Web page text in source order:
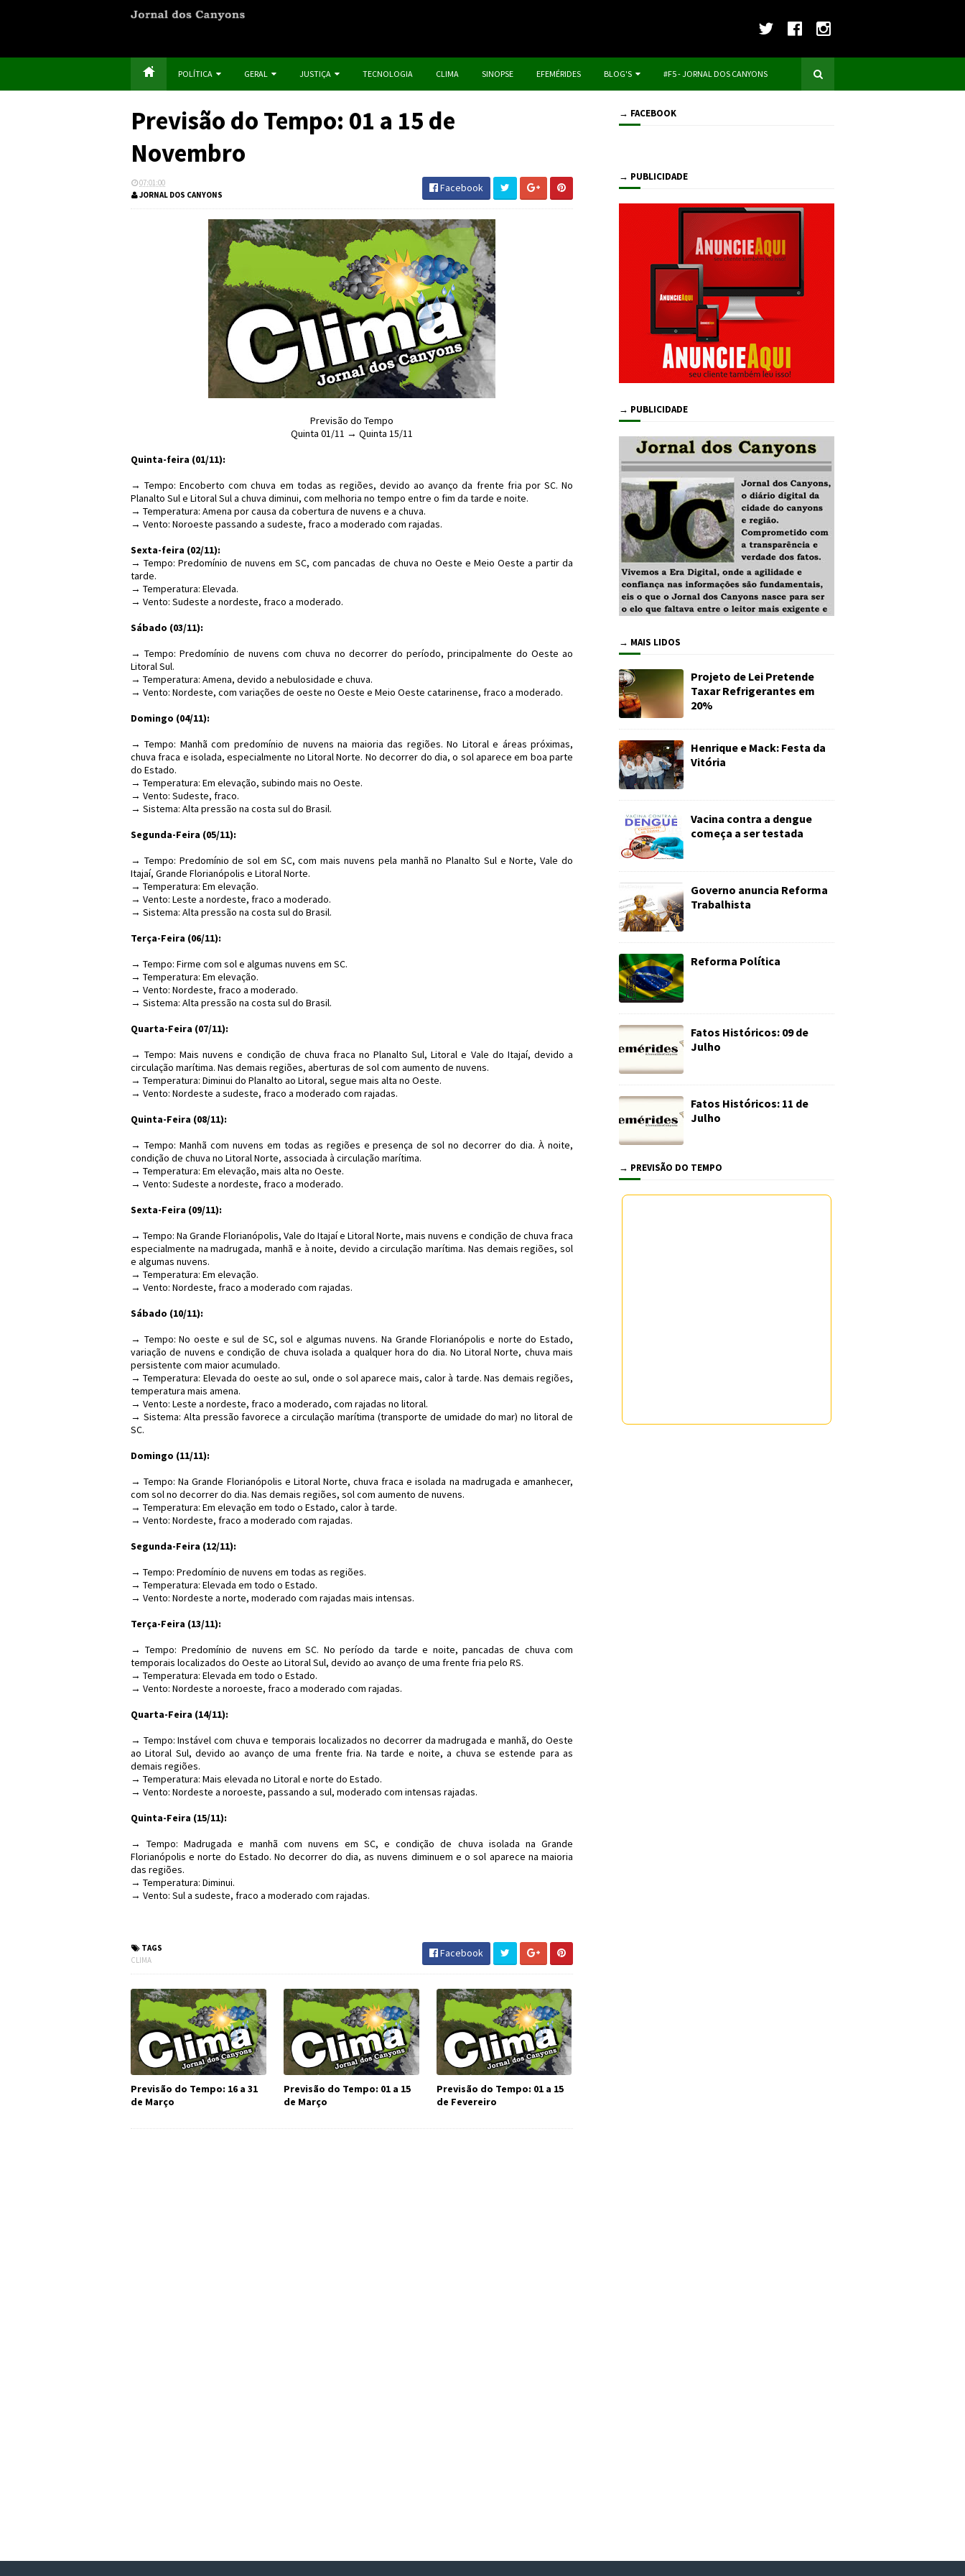
POLÍTICA GERAL JUSTIÇA TECNOLOGIA CLIMA SINOPSE EFEMÉRIDES BLOG'S #F5 - JORNAL DOS CANYONS
Previsão do Tempo: 01 a 15 de
Novembro
07:01:00
JORNAL DOS CANYONS
Facebook
Previsão do Tempo
Quinta 01/11 → Quinta 15/11
Quinta-feira (01/11):
→ Tempo: Encoberto com chuva em todas as regiões, devido ao avanço da frente fria por SC. No
Planalto Sul e Litoral Sul a chuva diminui, com melhoria no tempo entre o fim da tarde e noite.
→ Temperatura: Amena por causa da cobertura de nuvens e a chuva.
→ Vento: Noroeste passando a sudeste, fraco a moderado com rajadas.
Sexta-feira (02/11):
→ Tempo: Predomínio de nuvens em SC, com pancadas de chuva no Oeste e Meio Oeste a partir da
tarde.
→ Temperatura: Elevada.
→ Vento: Sudeste a nordeste, fraco a moderado.
Sábado (03/11):
→ Tempo: Predomínio de nuvens com chuva no decorrer do período, principalmente do Oeste ao
Litoral Sul.
→ Temperatura: Amena, devido a nebulosidade e chuva.
→ Vento: Nordeste, com variações de oeste no Oeste e Meio Oeste catarinense, fraco a moderado.
Domingo (04/11):
→ Tempo: Manhã com predomínio de nuvens na maioria das regiões. No Litoral e áreas próximas,
chuva fraca e isolada, especialmente no Litoral Norte. No decorrer do dia, o sol aparece em boa parte
do Estado.
→ Temperatura: Em elevação, subindo mais no Oeste.
→ Vento: Sudeste, fraco.
→ Sistema: Alta pressão na costa sul do Brasil.
Segunda-Feira (05/11):
→ Tempo: Predomínio de sol em SC, com mais nuvens pela manhã no Planalto Sul e Norte, Vale do
Itajaí, Grande Florianópolis e Litoral Norte.
→ Temperatura: Em elevação.
→ Vento: Leste a nordeste, fraco a moderado.
→ Sistema: Alta pressão na costa sul do Brasil.
Terça-Feira (06/11):
→ Tempo: Firme com sol e algumas nuvens em SC.
→ Temperatura: Em elevação.
→ Vento: Nordeste, fraco a moderado.
→ Sistema: Alta pressão na costa sul do Brasil.
Quarta-Feira (07/11):
→ Tempo: Mais nuvens e condição de chuva fraca no Planalto Sul, Litoral e Vale do Itajaí, devido a
circulação marítima. Nas demais regiões, aberturas de sol com aumento de nuvens.
→ Temperatura: Diminui do Planalto ao Litoral, segue mais alta no Oeste.
→ Vento: Nordeste a sudeste, fraco a moderado com rajadas.
Quinta-Feira (08/11):
→ Tempo: Manhã com nuvens em todas as regiões e presença de sol no decorrer do dia. À noite,
condição de chuva no Litoral Norte, associada à circulação marítima.
→ Temperatura: Em elevação, mais alta no Oeste.
→ Vento: Sudeste a nordeste, fraco a moderado.
Sexta-Feira (09/11):
→ Tempo: Na Grande Florianópolis, Vale do Itajaí e Litoral Norte, mais nuvens e condição de chuva fraca
especialmente na madrugada, manhã e à noite, devido a circulação marítima. Nas demais regiões, sol
e algumas nuvens.
→ Temperatura: Em elevação.
→ Vento: Nordeste, fraco a moderado com rajadas.
Sábado (10/11):
→ Tempo: No oeste e sul de SC, sol e algumas nuvens. Na Grande Florianópolis e norte do Estado,
variação de nuvens e condição de chuva isolada a qualquer hora do dia. No Litoral Norte, chuva mais
persistente com maior acumulado.
→ Temperatura: Elevada do oeste ao sul, onde o sol aparece mais, calor à tarde. Nas demais regiões,
temperatura mais amena.
→ Vento: Leste a nordeste, fraco a moderado, com rajadas no litoral.
→ Sistema: Alta pressão favorece a circulação marítima (transporte de umidade do mar) no litoral de
SC.
Domingo (11/11):
→ Tempo: Na Grande Florianópolis e Litoral Norte, chuva fraca e isolada na madrugada e amanhecer,
com sol no decorrer do dia. Nas demais regiões, sol com aumento de nuvens.
→ Temperatura: Em elevação em todo o Estado, calor à tarde.
→ Vento: Nordeste, fraco a moderado com rajadas.
Segunda-Feira (12/11):
→ Tempo: Predomínio de nuvens em todas as regiões.
→ Temperatura: Elevada em todo o Estado.
→ Vento: Nordeste a norte, moderado com rajadas mais intensas.
Terça-Feira (13/11):
→ Tempo: Predomínio de nuvens em SC. No período da tarde e noite, pancadas de chuva com
temporais localizados do Oeste ao Litoral Sul, devido ao avanço de uma frente fria pelo RS.
→ Temperatura: Elevada em todo o Estado.
→ Vento: Nordeste a noroeste, fraco a moderado com rajadas.
Quarta-Feira (14/11):
→ Tempo: Instável com chuva e temporais localizados no decorrer da madrugada e manhã, do Oeste
ao Litoral Sul, devido ao avanço de uma frente fria. Na tarde e noite, a chuva se estende para as
demais regiões.
→ Temperatura: Mais elevada no Litoral e norte do Estado.
→ Vento: Nordeste a noroeste, passando a sul, moderado com intensas rajadas.
Quinta-Feira (15/11):
→ Tempo: Madrugada e manhã com nuvens em SC, e condição de chuva isolada na Grande
Florianópolis e norte do Estado. No decorrer do dia, as nuvens diminuem e o sol aparece na maioria
das regiões.
→ Temperatura: Diminui.
→ Vento: Sul a sudeste, fraco a moderado com rajadas.
TAGS
CLIMA
Facebook
Previsão do Tempo: 16 a 31
de Março
Previsão do Tempo: 01 a 15
de Março
Previsão do Tempo: 01 a 15
de Fevereiro
→ FACEBOOK
→ PUBLICIDADE
→ PUBLICIDADE
→ MAIS LIDOS
Projeto de Lei Pretende
Taxar Refrigerantes em
20%
Henrique e Mack: Festa da
Vitória
Vacina contra a dengue
começa a ser testada
Governo anuncia Reforma
Trabalhista
Reforma Política
Fatos Históricos: 09 de
Julho
Fatos Históricos: 11 de
Julho
→ PREVISÃO DO TEMPO